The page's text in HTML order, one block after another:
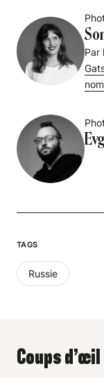
Par
TAGS
Russie
Coups d’œil